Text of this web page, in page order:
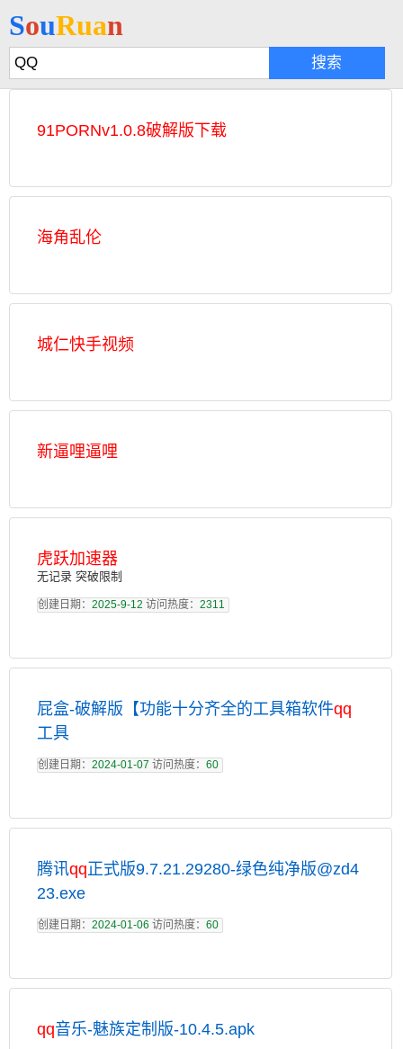
SouRuan
91PORNv1.0.8破解版下载
海角乱伦
城仁快手视频
新逼哩逼哩
虎跃加速器
无记录 突破限制
创建日期： 2025-9-12 访问热度： 2311
屁盒-破解版【功能十分齐全的工具箱软件qq
工具
创建日期： 2024-01-07 访问热度： 60
腾讯qq正式版9.7.21.29280-绿色纯净版@zd4
23.exe
创建日期： 2024-01-06 访问热度： 60
qq音乐-魅族定制版-10.4.5.apk